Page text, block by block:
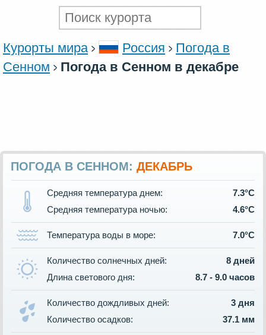
Курорты мира Россия
Погода в
Сенном
Погода в Сенном в декабре
ПОГОДА В СЕННОМ: ДЕКАБРЬ
Средняя температура днем:
7.3°C
Средняя температура ночью:
4.6°C
Температура воды в море: 7.0°C
Количество солнечных дней:
8 дней
Длина светового дня:
8.7 - 9.0 часов
Количество дождливых дней:
3 дня
Количество осадков:
37.1 мм